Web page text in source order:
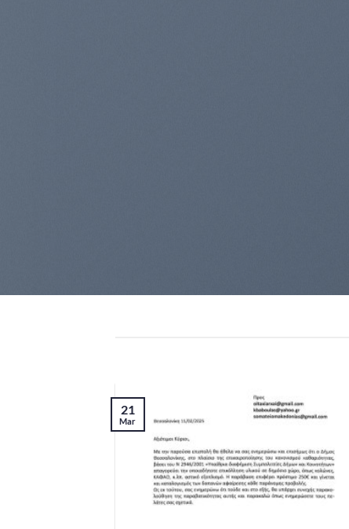
21
Mar